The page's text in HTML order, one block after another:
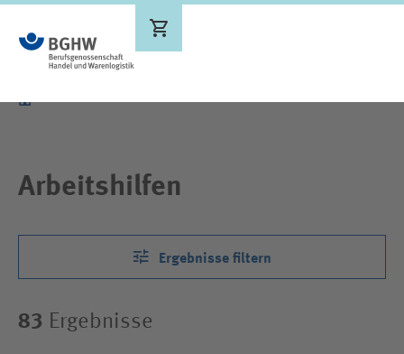
Ergebnisse werden aktualisiert
Arbeitshilfen
Ergebnisse filtern
83 Ergebnisse